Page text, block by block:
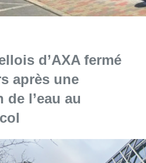
d’AXA fermé
après une
l’eau au